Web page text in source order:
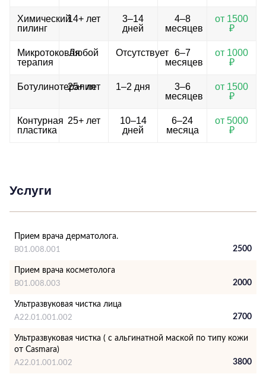
Химический
пилинг
14+ лет
3–14
дней
4–8
месяцев
от 1500
₽
Микротоковая
терапия
Любой Отсутствует 6–7
месяцев
от 1000
₽
Ботулинотерапия
25+ лет 1–2 дня
3–6
месяцев
от 1500
₽
Контурная
пластика
25+ лет
10–14
дней
6–24
месяца
от 5000
₽
Услуги
В01.008.001
Прием врача дерматолога.
2500
В01.008.003
Прием врача косметолога
2000
А22.01.001.002
Ультразвуковая чистка лица
2700
А22.01.001.002
Ультразвуковая чистка ( с альгинатной маской по типу кожи
от Casmara)
3800